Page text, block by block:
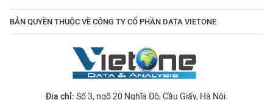
BẢN QUYỀN THUỘC VỀ CÔNG TY CỔ PHẦN DATA VIETONE
Địa chỉ: Số 3, ngõ 20 Nghĩa Đô, Cầu Giấy, Hà Nội.